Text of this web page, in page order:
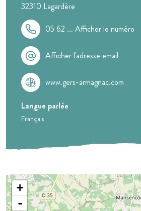
32310 Lagardère
05 62 ... Afficher le numéro
Afficher l'adresse email
www.gers-armagnac.com
Langue parlée
Français
+
-